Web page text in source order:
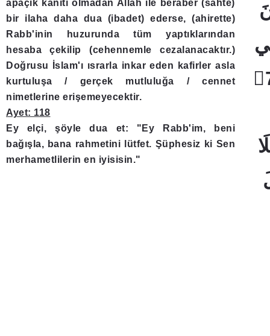
apaçık kanıtı olmadan Allah ile beraber (sahte)
bir ilaha daha dua (ibadet) ederse, (ahirette)
Rabb'inin huzurunda tüm yaptıklarından
hesaba çekilip (cehennemle cezalanacaktır.)
Doğrusu İslam'ı ısrarla inkar eden kafirler asla
kurtuluşa / gerçek mutluluğa / cennet
nimetlerine erişemeyecektir.
Ayet: 118
Ey elçi, şöyle dua et: "Ey Rabb'im, beni
bağışla, bana rahmetini lütfet. Şüphesiz ki Sen
merhametlilerin en iyisisin."